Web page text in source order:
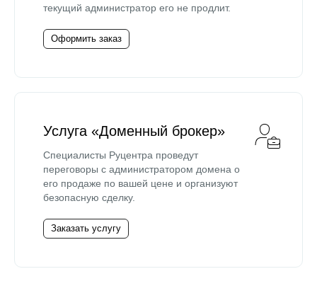
текущий администратор его не продлит.
Оформить заказ
Услуга «Доменный брокер»
Специалисты Руцентра проведут
переговоры с администратором домена о
его продаже по вашей цене и организуют
безопасную сделку.
Заказать услугу